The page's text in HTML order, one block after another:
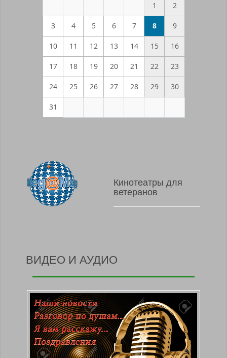
1
2
3 4 5 6 7 8 9
10 11 12 13 14 15 16
17 18 19 20 21 22 23
24 25 26 27 28 29 30
31
Кинотеатры для
ветеранов
ВИДЕО И АУДИО